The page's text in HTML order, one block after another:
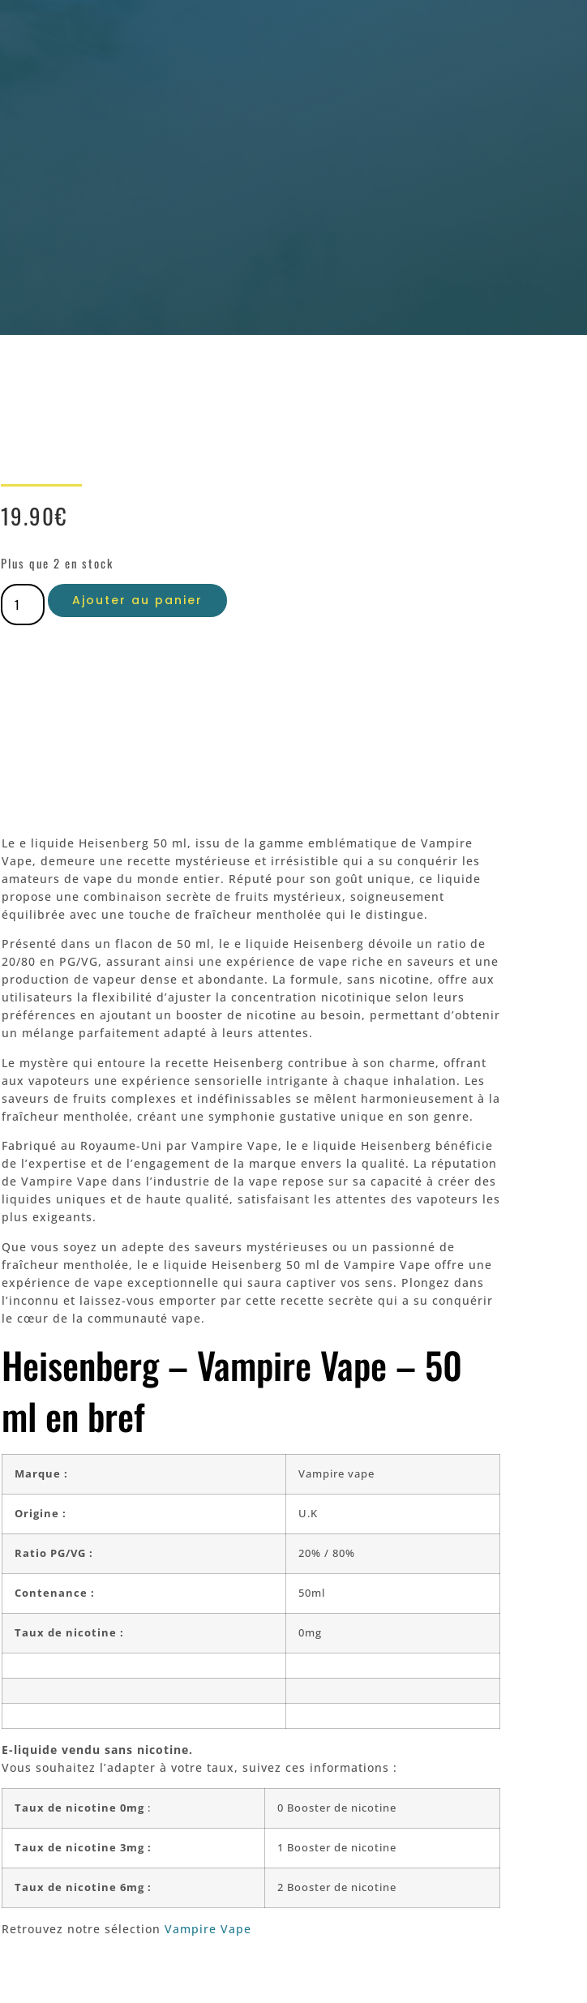
19.90€
Plus que 2 en stock
Ajouter au panier
Le e liquide Heisenberg 50 ml, issu de la gamme emblématique de Vampire
Vape, demeure une recette mystérieuse et irrésistible qui a su conquérir les
amateurs de vape du monde entier. Réputé pour son goût unique, ce liquide
propose une combinaison secrète de fruits mystérieux, soigneusement
équilibrée avec une touche de fraîcheur mentholée qui le distingue.
Présenté dans un flacon de 50 ml, le e liquide Heisenberg dévoile un ratio de
20/80 en PG/VG, assurant ainsi une expérience de vape riche en saveurs et une
production de vapeur dense et abondante. La formule, sans nicotine, offre aux
utilisateurs la flexibilité d’ajuster la concentration nicotinique selon leurs
préférences en ajoutant un booster de nicotine au besoin, permettant d’obtenir
un mélange parfaitement adapté à leurs attentes.
Le mystère qui entoure la recette Heisenberg contribue à son charme, offrant
aux vapoteurs une expérience sensorielle intrigante à chaque inhalation. Les
saveurs de fruits complexes et indéfinissables se mêlent harmonieusement à la
fraîcheur mentholée, créant une symphonie gustative unique en son genre.
Fabriqué au Royaume-Uni par Vampire Vape, le e liquide Heisenberg bénéficie
de l’expertise et de l’engagement de la marque envers la qualité. La réputation
de Vampire Vape dans l’industrie de la vape repose sur sa capacité à créer des
liquides uniques et de haute qualité, satisfaisant les attentes des vapoteurs les
plus exigeants.
Que vous soyez un adepte des saveurs mystérieuses ou un passionné de
fraîcheur mentholée, le e liquide Heisenberg 50 ml de Vampire Vape offre une
expérience de vape exceptionnelle qui saura captiver vos sens. Plongez dans
l’inconnu et laissez-vous emporter par cette recette secrète qui a su conquérir
le cœur de la communauté vape.
Heisenberg – Vampire Vape – 50
ml en bref
Marque : Vampire vape
Origine : U.K
Ratio PG/VG : 20% / 80%
Contenance : 50ml
Taux de nicotine : 0mg
E-liquide vendu sans nicotine.
Vous souhaitez l’adapter à votre taux, suivez ces informations :
Taux de nicotine 0mg: 0 Booster de nicotine
Taux de nicotine 3mg : 1 Booster de nicotine
Taux de nicotine 6mg : 2 Booster de nicotine
Retrouvez notre sélection Vampire Vape